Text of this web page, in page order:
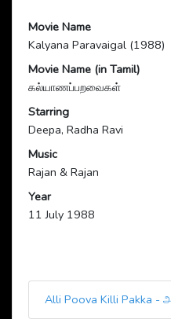
Movie Name
Kalyana Paravaigal (1988)
Movie Name (in Tamil)
கல்யாணப்பறவைகள்
Starring
Deepa, Radha Ravi
Music
Rajan & Rajan
Year
11 July 1988
Alli Poova Killi Pakka -